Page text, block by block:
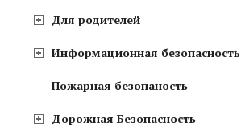
Для родителей
Информационная безопасность
Пожарная безопаность
Дорожная Безопасность